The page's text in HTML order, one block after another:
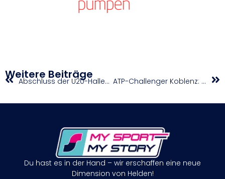
Weitere Beiträge Abschluss der U20-Hallenmeisterschaften in Linz ATP-Challenger Koblenz: Rodionov egalisiert größten Titel und stürmt Top 90
Du hast es in der Hand – wir erschaffen eine neue
Dimension von Helden!